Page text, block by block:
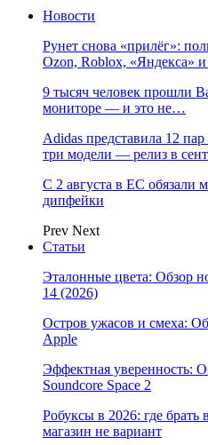
Новости
Рунет снова «прилёг»:
Ozon, Roblox, «Яндекса» и
9 тысяч человек прошли
мониторе — и это не…
Adidas представила 12
три модели — релиз в
С 2 августа в ЕС обязали
дипфейки
Prev Next
Статьи
Эталонные цвета: Обзор
14 (2026)
Остров ужасов и смеха:
Apple
Эффектная уверенность:
Soundcore Space 2
Робуксы в 2026: где
магазин не вариант